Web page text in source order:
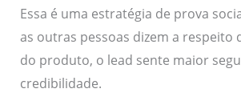
Essa é uma estratégia de prova
as outras pessoas dizem a respeito
do produto, o lead sente maior
credibilidade.